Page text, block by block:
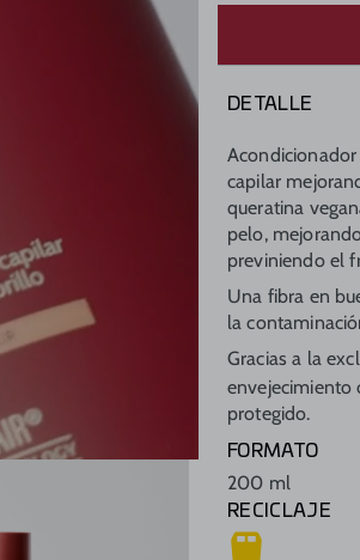
DETALLE
capilar
queratina
pelo,
previniendo el
Una fibra en
la
Gracias a la
envejecimiento
protegido.
FORMATO
200 ml
RECICLAJE